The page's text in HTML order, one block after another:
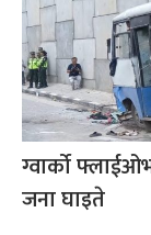
ग्वार्को
जना घाइते